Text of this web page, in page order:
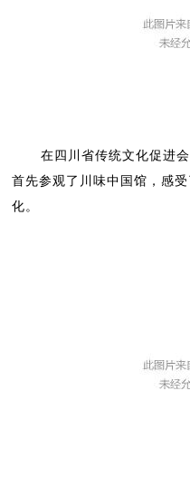
在四川省传统文化促进
首先参观了川味中国馆，感
化。